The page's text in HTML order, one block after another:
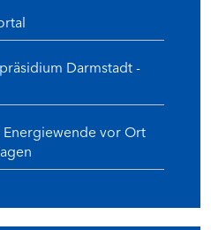
Darmstadt -
vor Ort